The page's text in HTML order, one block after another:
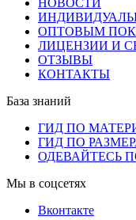
НОВОСТИ
ОПТОВЫМ
ЛИЦЕНЗИИ И
ОТЗЫВЫ
КОНТАКТЫ
База знаний
ГИД ПО
ГИД ПО
ОДЕВАЙТЕСЬ
Мы в соцсетях
Вконтакте